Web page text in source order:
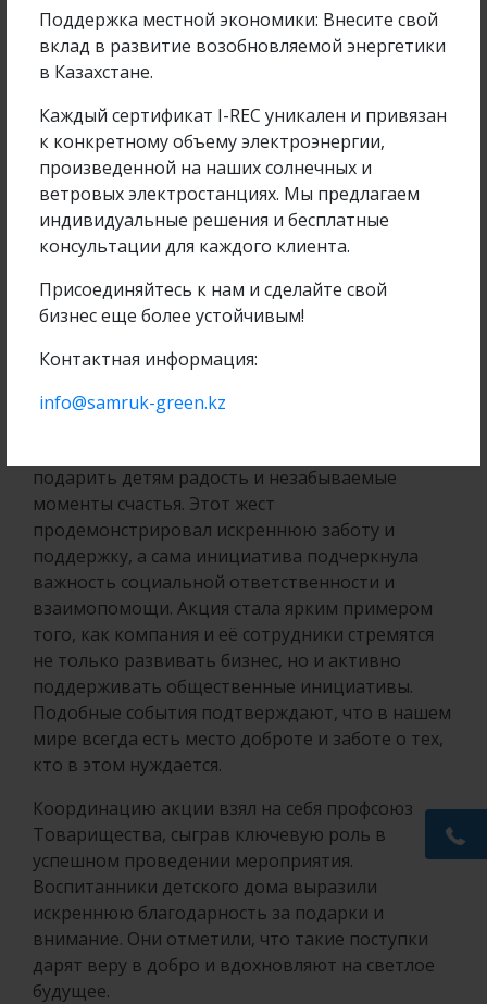
Поддержка местной экономики: Внесите свой
вклад в развитие возобновляемой энергетики
в Казахстане.
Каждый сертификат I-REC уникален и привязан
к конкретному объему электроэнергии,
произведенной на наших солнечных и
ветровых электростанциях. Мы предлагаем
индивидуальные решения и бесплатные
консультации для каждого клиента.
Присоединяйтесь к нам и сделайте свой
бизнес еще более устойчивым!
Контактная информация:
info@samruk-green.kz
Руководство и сотрудники ТОО "Samruk-Green
Energy" из собственных средств организовали
благотворительную акцию для воспитанников
подарить детям радость и незабываемые
моменты счастья. Этот жест
продемонстрировал искреннюю заботу и
поддержку, а сама инициатива подчеркнула
важность социальной ответственности и
взаимопомощи. Акция стала ярким примером
того, как компания и её сотрудники стремятся
не только развивать бизнес, но и активно
поддерживать общественные инициативы.
Подобные события подтверждают, что в нашем
мире всегда есть место доброте и заботе о тех,
кто в этом нуждается.
Координацию акции взял на себя профсоюз
Товарищества, сыграв ключевую роль в
успешном проведении мероприятия.
Воспитанники детского дома выразили
искреннюю благодарность за подарки и
внимание. Они отметили, что такие поступки
дарят веру в добро и вдохновляют на светлое
будущее.